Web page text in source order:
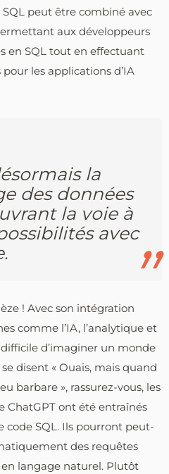
peut être combiné avec
aux développeurs
en SQL tout en effectuant
les applications d’IA
la
des données
la voie à
avec
! Avec son intégration
comme l’IA, l’analytique et
d’imaginer un monde
disent « Ouais, mais quand
barbare », rassurez-vous, les
ChatGPT ont été entraînés
code SQL. Ils pourront peut-
des requêtes
langage naturel. Plutôt